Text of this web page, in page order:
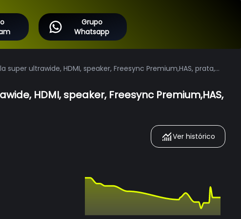
Grupo
Whatsapp
super ultrawide, HDMI, speaker, Freesync Premium,HAS, prata,
HDMI, speaker, Freesync Premium,HAS,
Ver histórico